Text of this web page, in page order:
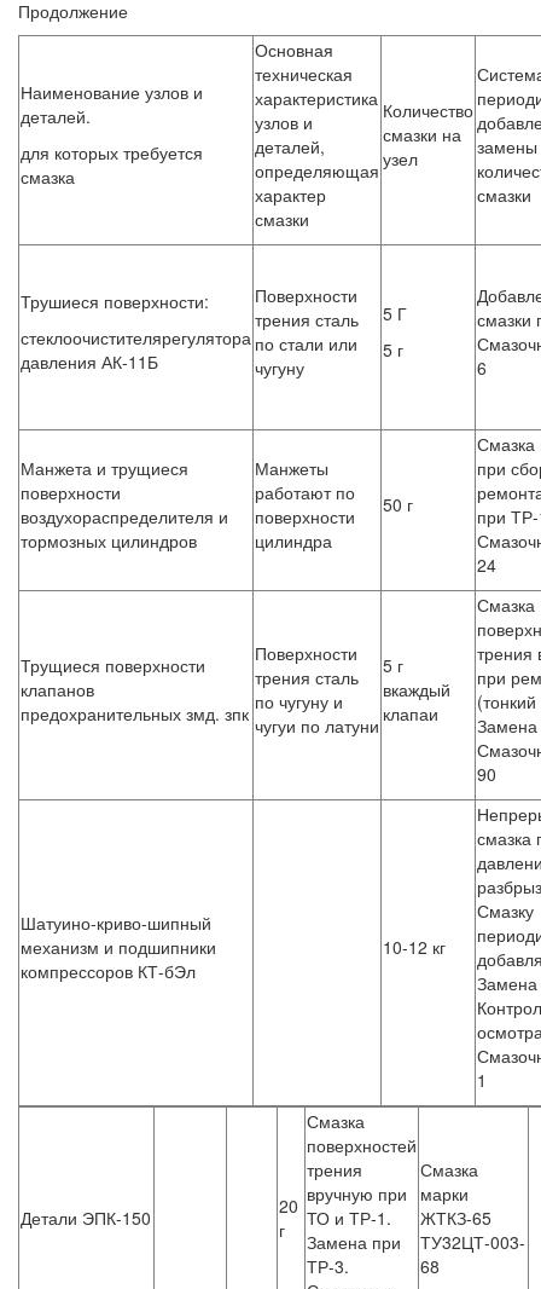
Продолжение
Наименование узлов и
деталей.
для которых требуется
смазка
Основная
техническая
характеристика
узлов и
деталей,
определяющая
характер
смазки
Количество
смазки на
узел
замены
смазки
Трушиеся поверхности:
стеклоочистителярегулятора
давления АК-11Б
Поверхности
трения сталь
по стали или
чугуну
5 Г
5 г
смазки
6
Манжета и трущиеся
поверхности
воздухораспределителя и
тормозных цилиндров
Манжеты
работают по
поверхности
цилиндра
50 г
Смазка
при
при
24
Трущиеся поверхности
клапанов
предохранительных змд. зпк
Поверхности
трения сталь
по чугуну и
чугуи по латуни
5 г
вкаждый
клапаи
Смазка
трения
при
90
Шатуино-криво-шипный
механизм и подшипники
компрессоров КТ-бЭл
10-12 кг
смазка
Смазку
1
Детали ЭПК-150
20
г
Смазка
поверхностей
трения
вручную при
ТО и ТР-1.
Замена при
ТР-3.
Смазка
марки
ЖТКЗ-65
ТУ32ЦТ-003-
68